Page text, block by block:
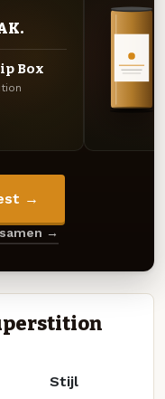
Box
→
→
Stijl